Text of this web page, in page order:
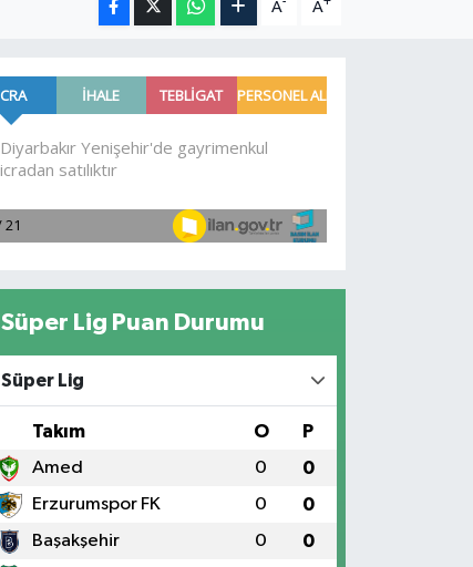
A A
Süper Lig Puan Durumu
Süper Lig
Takım O P
Amed 0 0
Erzurumspor FK 0 0
Başakşehir 0 0